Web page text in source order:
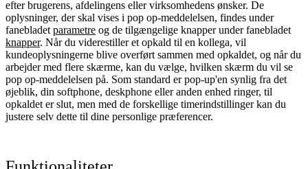
efter brugerens, afdelingens eller virksomhedens ønsker. De
oplysninger, der skal vises i pop op-meddelelsen, findes under
fanebladet parametre og de tilgængelige knapper under fanebladet
knapper. Når du viderestiller et opkald til en kollega, vil
kundeoplysningerne blive overført sammen med opkaldet, og når du
arbejder med flere skærme, kan du vælge, hvilken skærm du vil se
pop op-meddelelsen på. Som standard er pop-up'en synlig fra det
øjeblik, din softphone, deskphone eller anden enhed ringer, til
opkaldet er slut, men med de forskellige timerindstillinger kan du
justere selv dette til dine personlige præferencer.